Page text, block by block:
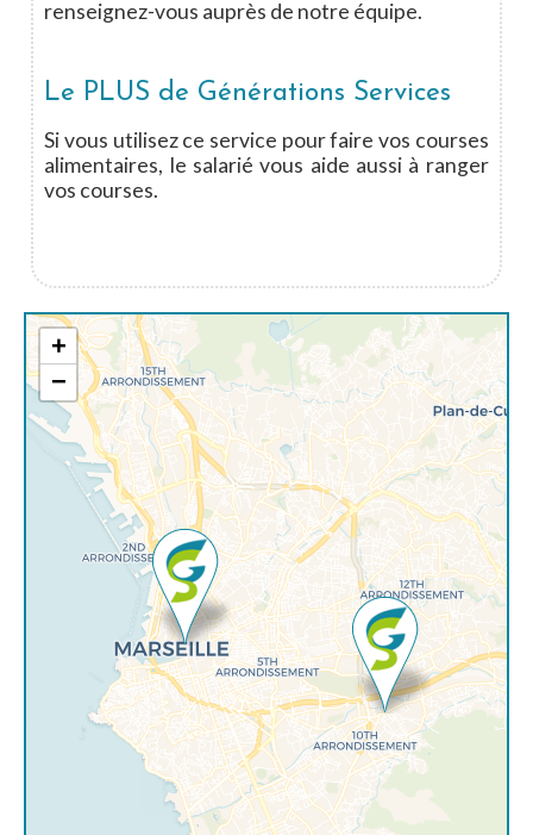
renseignez-vous auprès de notre équipe.
Le PLUS de Générations Services
Si vous utilisez ce service pour faire vos courses
alimentaires, le salarié vous aide aussi à ranger
vos courses.
+
−